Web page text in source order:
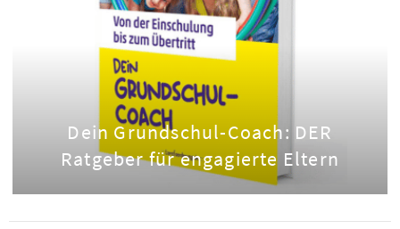
Dein Grundschul-Coach: DER
Ratgeber für engagierte Eltern